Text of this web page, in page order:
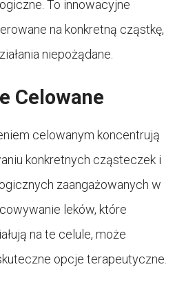
To innowacyjne
na konkretną cząstkę,
niepożądane.
Celowane
celowanym koncentrują
konkretnych cząsteczek i
zaangażowanych w
leków, które
na te celule, może
opcje terapeutyczne.